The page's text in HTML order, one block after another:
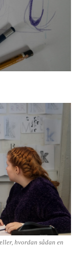
hvordan sådan en